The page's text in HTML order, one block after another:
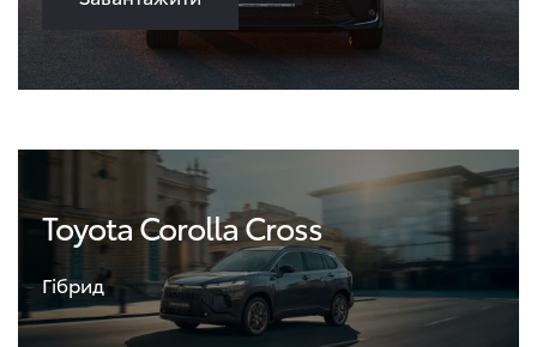
Toyota Corolla Cross
Гібрид